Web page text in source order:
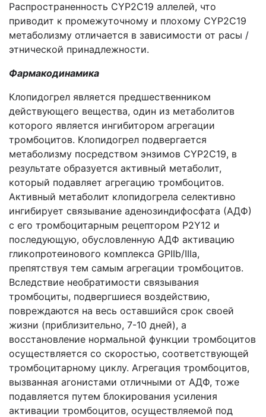
Распространенность CYP2C19 аллелей, что
приводит к промежуточному и плохому CYP2C19
метаболизму отличается в зависимости от расы /
этнической принадлежности.
Фармакодинамика
Клопидогрел является предшественником
действующего вещества, один из метаболитов
которого является ингибитором агрегации
тромбоцитов. Клопидогрел подвергается
метаболизму посредством энзимов CYP2С19, в
результате образуется активный метаболит,
который подавляет агрегацию тромбоцитов.
Активный метаболит клопидогрела селективно
ингибирует связывание аденозиндифосфата (АДФ)
с его тромбоцитарным рецептором Р2Y12 и
последующую, обусловленную АДФ активацию
гликопротеинового комплекса GPIIb/IIIa,
препятствуя тем самым агрегации тромбоцитов.
Вследствие необратимости связывания
тромбоциты, подвергшиеся воздействию,
повреждаются на весь оставшийся срок своей
жизни (приблизительно, 7-10 дней), а
восстановление нормальной функции тромбоцитов
осуществляется со скоростью, соответствующей
тромбоцитарному циклу. Агрегация тромбоцитов,
вызванная агонистами отличными от АДФ, тоже
подавляется путем блокирования усиления
активации тромбоцитов, осуществляемой под